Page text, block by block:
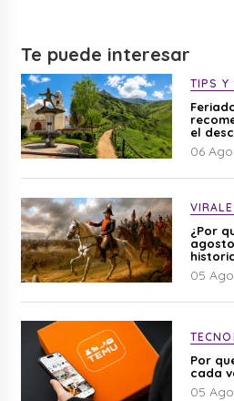
Te puede interesar
TIPS Y
el
06
¿Por
05
Por
cada
05